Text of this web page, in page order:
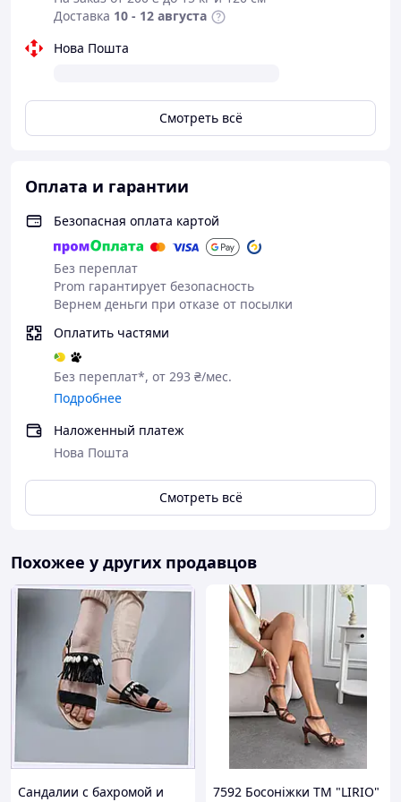
Доставка 10 - 12 августа
Нова Пошта
Смотреть всё
Оплата и гарантии
Безопасная оплата картой
Без переплат
Prom гарантирует безопасность
Вернем деньги при отказе от посылки
Оплатить частями
Без переплат*, от 293 ₴/мес.
Подробнее
Наложенный платеж
Нова Пошта
Смотреть всё
Похожее у других продавцов
Сандалии с бахромой и
7592 Босоніжки ТМ "LIRIO"